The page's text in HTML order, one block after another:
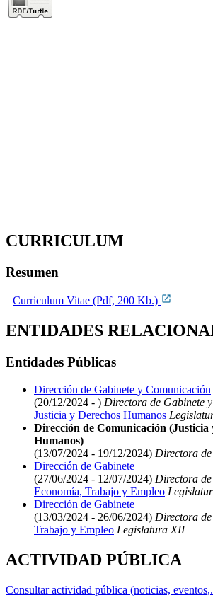
CURRICULUM
Resumen
Curriculum Vitae (Pdf, 200 Kb.)
ENTIDADES
Entidades Públicas
Dirección de Gabinete y Comunicación
(20/12/2024 - ) Directora de Gabinete
Justicia y Derechos Humanos
Dirección de Comunicación (Justicia
Humanos)
(13/07/2024 - 19/12/2024) Directora
Dirección de Gabinete
(27/06/2024 - 12/07/2024) Directora
Economía, Trabajo y Empleo
Dirección de Gabinete
(13/03/2024 - 26/06/2024) Directora
Trabajo y Empleo Legislatura XII
ACTIVIDAD PÚBLICA
Consultar actividad pública (noticias,